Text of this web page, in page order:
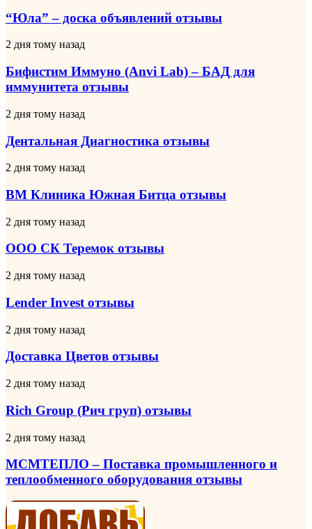
доска
объявлений
отзывы
“Юла” – доска объявлений отзывы
Бифистим
(Anvi
Lab)
–
для
отзывы
2 дня тому назад
Бифистим Иммуно (Anvi Lab) – БАД для
иммунитета отзывы
Дентальная
отзывы
2 дня тому назад
Дентальная Диагностика отзывы
ВМ
Южная
Битца
отзывы
2 дня тому назад
ВМ Клиника Южная Битца отзывы
ООО
Теремок
2 дня тому назад
ООО СК Теремок отзывы
Lender
отзывы
2 дня тому назад
Lender Invest отзывы
Доставка
отзывы
2 дня тому назад
Доставка Цветов отзывы
Rich
(Рич
груп)
отзывы
2 дня тому назад
Rich Group (Рич груп) отзывы
МСМТЕПЛО
Поставка
промышленного
и
теплообменного
оборудования
отзывы
2 дня тому назад
МСМТЕПЛО – Поставка промышленного и
теплообменного оборудования отзывы